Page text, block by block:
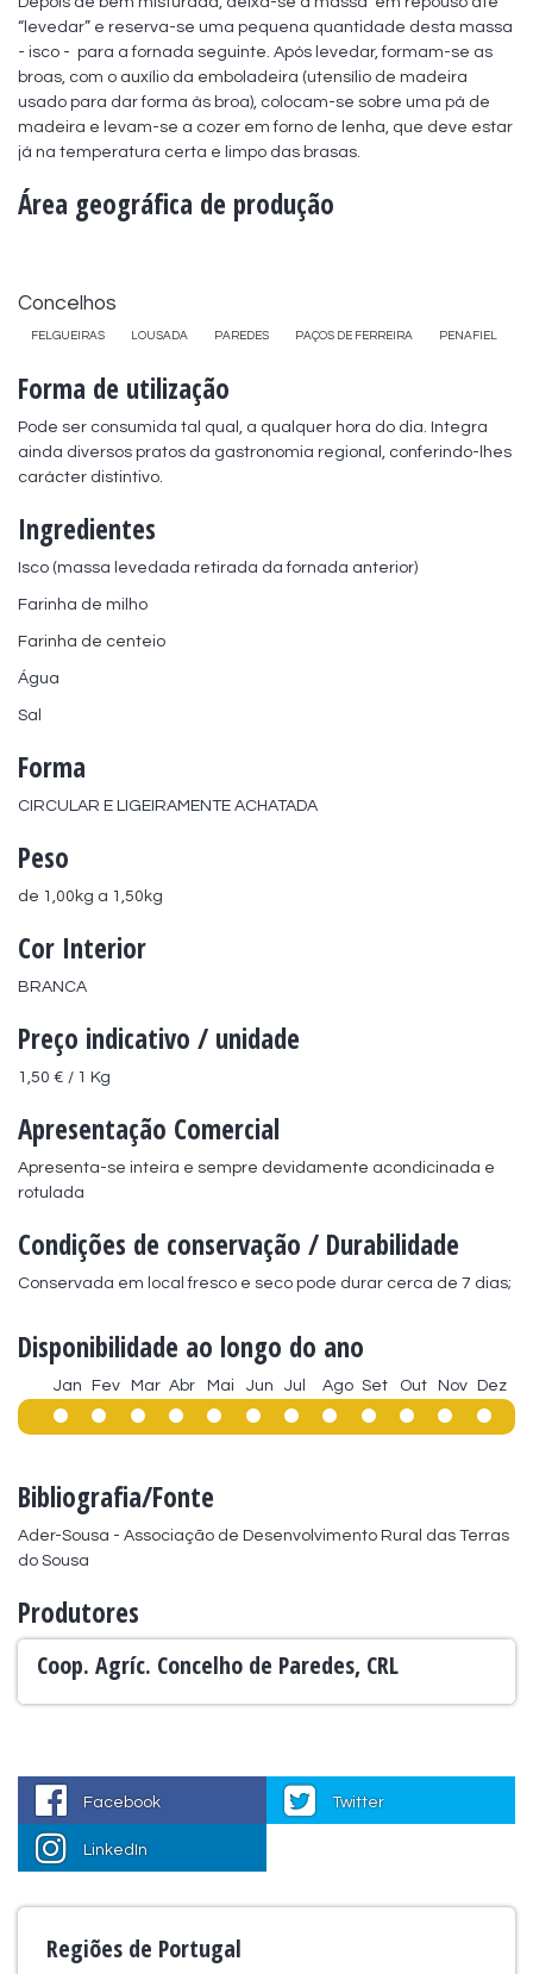
“levedar” e reserva-se uma pequena quantidade desta massa
- isco -  para a fornada seguinte. Após levedar, formam-se as
broas, com o auxílio da emboladeira (utensílio de madeira
usado para dar forma às broa), colocam-se sobre uma pá de
madeira e levam-se a cozer em forno de lenha, que deve estar
já na temperatura certa e limpo das brasas.
Área geográfica de produção
Concelhos
FELGUEIRAS LOUSADA PAREDES PAÇOS DE FERREIRA PENAFIEL
Forma de utilização
Pode ser consumida tal qual, a qualquer hora do dia. Integra
ainda diversos pratos da gastronomia regional, conferindo-lhes
carácter distintivo.
Ingredientes
Isco (massa levedada retirada da fornada anterior)
Farinha de milho
Farinha de centeio
Água
Sal
Forma
CIRCULAR E LIGEIRAMENTE ACHATADA
Peso
de 1,00kg a 1,50kg
Cor Interior
BRANCA
Preço indicativo / unidade
1,50 € / 1 Kg
Apresentação Comercial
Apresenta-se inteira e sempre devidamente acondicinada e
rotulada
Condições de conservação / Durabilidade
Conservada em local fresco e seco pode durar cerca de 7 dias;
Disponibilidade ao longo do ano
Jan Fev Mar Abr Mai Jun Jul Ago Set Out Nov Dez
Bibliografia/Fonte
Ader-Sousa - Associação de Desenvolvimento Rural das Terras
do Sousa
Produtores
Coop. Agríc. Concelho de Paredes, CRL
Facebook Twitter
LinkedIn
Regiões de Portugal